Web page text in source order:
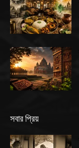
সবার প্রিয়